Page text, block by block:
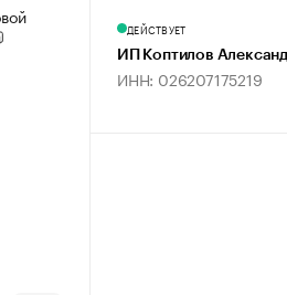
ДЕЙСТВУЕТ
ИП Коптилов
ИНН: 026207175219